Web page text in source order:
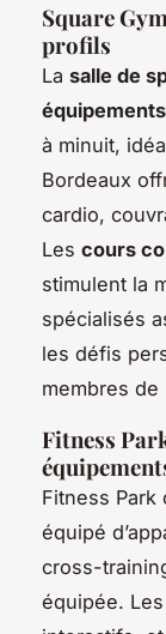
Square
profils
La salle de
à minuit,
Bordeaux
cardio,
Les cours
stimulent la
spécialisés
les défis
membres
Fitness
Fitness Park
équipé
cross-
équipée.